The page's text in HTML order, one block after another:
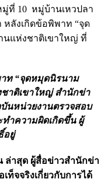
ที่ 10 หมู่บ้านเหวปลา
ลังเกิดข้อพิพาท “จุด
นแห่งชาติเขาใหญ่ ที่
ท “จุดหมุดนิรนาม
าติเขาใหญ่ สำนักข่า
นหน่วยงานตรวจสอบ
ำความผิดเกิดขึ้น ผู้
อยู่
ล่าสุด ผู้สื่อข่าวสำนักข่า
ท็จจริงเกี่ยวกับการได้